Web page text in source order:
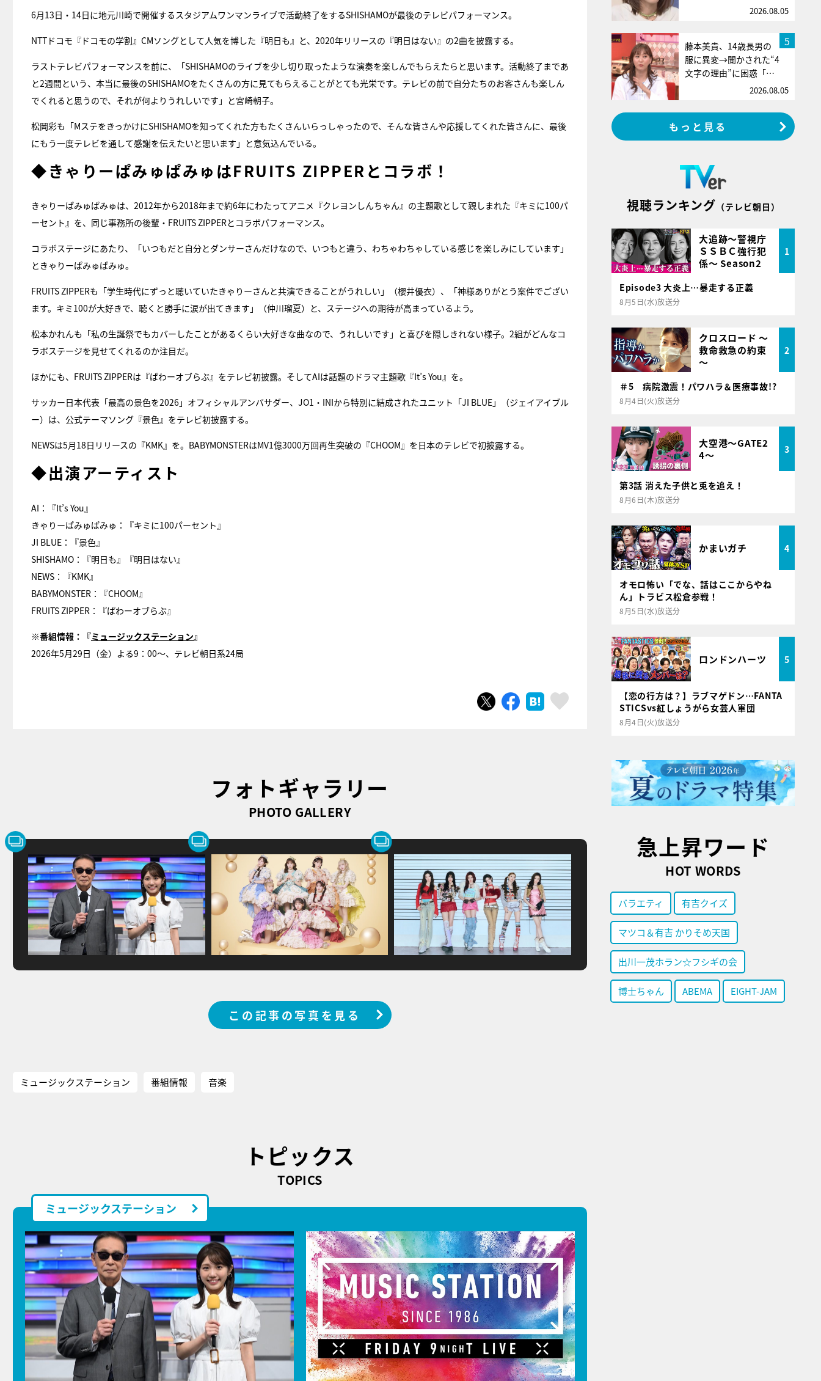
6月13日・14日に地元川崎で開催するスタジアムワンマンライブで活動終了をするSHISHAMOが最後のテレビパフォーマンス。
NTTドコモ『ドコモの学割』CMソングとして人気を博した『明日も』と、2020年リリースの『明日はない』の2曲を披露する。
ラストテレビパフォーマンスを前に、「SHISHAMOのライブを少し切り取ったような演奏を楽しんでもらえたらと思います。活動終了まであ
と2週間という、本当に最後のSHISHAMOをたくさんの方に見てもらえることがとても光栄です。テレビの前で自分たちのお客さんも楽しん
でくれると思うので、それが何よりうれしいです」と宮崎朝子。
松岡彩も「MステをきっかけにSHISHAMOを知ってくれた方もたくさんいらっしゃったので、そんな皆さんや応援してくれた皆さんに、最後
にもう一度テレビを通して感謝を伝えたいと思います」と意気込んでいる。
◆きゃりーぱみゅぱみゅはFRUITS ZIPPERとコラボ！
きゃりーぱみゅぱみゅは、2012年から2018年まで約6年にわたってアニメ『クレヨンしんちゃん』の主題歌として親しまれた『キミに100パ
ーセント』を、同じ事務所の後輩・FRUITS ZIPPERとコラボパフォーマンス。
コラボステージにあたり、「いつもだと自分とダンサーさんだけなので、いつもと違う、わちゃわちゃしている感じを楽しみにしています」
ときゃりーぱみゅぱみゅ。
FRUITS ZIPPERも「学生時代にずっと聴いていたきゃりーさんと共演できることがうれしい」（櫻井優衣）、「神様ありがとう案件でござい
ます。キミ100が大好きで、聴くと勝手に涙が出てきます」（仲川瑠夏）と、ステージへの期待が高まっているよう。
松本かれんも「私の生誕祭でもカバーしたことがあるくらい大好きな曲なので、うれしいです」と喜びを隠しきれない様子。2組がどんなコ
ラボステージを見せてくれるのか注目だ。
ほかにも、FRUITS ZIPPERは『ぱわーオブらぶ』をテレビ初披露。そしてAIは話題のドラマ主題歌『It’s You』を。
サッカー日本代表「最高の景色を2026」オフィシャルアンバサダー、JO1・INIから特別に結成されたユニット「JI BLUE」（ジェイアイブル
ー）は、公式テーマソング『景色』をテレビ初披露する。
NEWSは5月18日リリースの『KMK』を。BABYMONSTERはMV1億3000万回再生突破の『CHOOM』を日本のテレビで初披露する。
◆出演アーティスト
AI：『It’s You』
きゃりーぱみゅぱみゅ：『キミに100パーセント』
JI BLUE：『景色』
SHISHAMO：『明日も』『明日はない』
NEWS：『KMK』
BABYMONSTER：『CHOOM』
FRUITS ZIPPER：『ぱわーオブらぶ』
※番組情報：『ミュージックステーション 』
2026年5月29日（金）よる9：00～、テレビ朝日系24局
ツイートシェア はてブ
フォトギャラリー
PHOTO GALLERY
この記事の写真を見る
ミュージックステーション 番組情報 音楽
トピックス
TOPICS
ミュージックステーション
2026.08.05
5
藤本美貴、14歳長男の
服に異変→聞かされた“4
文字の理由”に困惑「…
2026.08.05
もっと見る
視聴ランキング （テレビ朝日）
大追跡～警視庁
ＳＳＢＣ強行犯
係～ Season2
1
Episode3 大炎上…暴走する正義
8月5日(水)放送分
クロスロード ～
救命救急の約束
～
2
＃5 病院激震！パワハラ＆医療事故!?
8月4日(火)放送分
大空港～GATE2
4～
3
第3話 消えた子供と兎を追え！
8月6日(木)放送分
かまいガチ 4
オモロ怖い「でな、話はここからやね
ん」トラビス松倉参戦！
8月5日(水)放送分
ロンドンハーツ 5
【恋の行方は？】ラブマゲドン…FANTA
STICSvs紅しょうがら女芸人軍団
8月4日(火)放送分
急上昇ワード
HOT WORDS
バラエティ 有吉クイズ
マツコ＆有吉 かりそめ天国
出川一茂ホラン☆フシギの会
博士ちゃん ABEMA EIGHT-JAM